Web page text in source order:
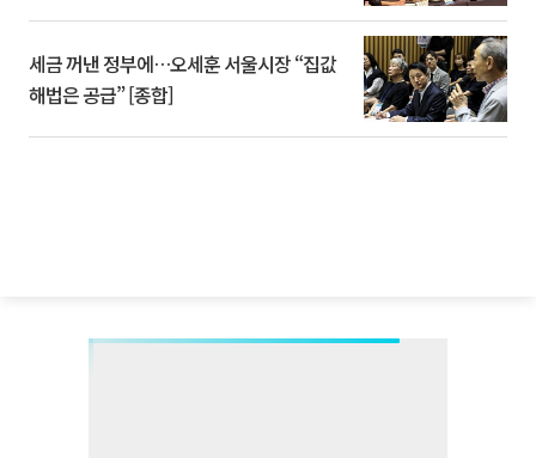
세금 꺼낸 정부에…오세훈 서울시장 “집값
해법은 공급” [종합]